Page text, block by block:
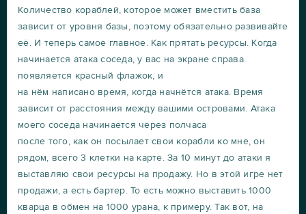
Количество кораблей, которое может вместить база
зависит от уровня базы, поэтому обязательно развивайте
её. И теперь самое главное. Как прятать ресурсы. Когда
начинается атака соседа, у вас на экране справа
появляется красный флажок, и
на нём написано время, когда начнётся атака. Время
зависит от расстояния между вашими островами. Атака
моего соседа начинается через полчаса
после того, как он посылает свои корабли ко мне, он
рядом, всего 3 клетки на карте. За 10 минут до атаки я
выставляю свои ресурсы на продажу. Но в этой игре нет
продажи, а есть бартер. То есть можно выставить 1000
кварца в обмен на 1000 урана, к примеру. Так вот, на